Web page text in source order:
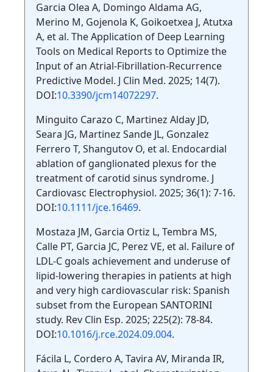
Garcia Olea A, Domingo Aldama AG,
Merino M, Gojenola K, Goikoetxea J, Atutxa
A, et al. The Application of Deep Learning
Tools on Medical Reports to Optimize the
Input of an Atrial-Fibrillation-Recurrence
Predictive Model. J Clin Med. 2025; 14(7).
DOI:10.3390/jcm14072297.
Minguito Carazo C, Martinez Alday JD,
Seara JG, Martinez Sande JL, Gonzalez
Ferrero T, Shangutov O, et al. Endocardial
ablation of ganglionated plexus for the
treatment of carotid sinus syndrome. J
Cardiovasc Electrophysiol. 2025; 36(1): 7-16.
DOI:10.1111/jce.16469.
Mostaza JM, Garcia Ortiz L, Tembra MS,
Calle PT, Garcia JC, Perez VE, et al. Failure of
LDL-C goals achievement and underuse of
lipid-lowering therapies in patients at high
and very high cardiovascular risk: Spanish
subset from the European SANTORINI
study. Rev Clin Esp. 2025; 225(2): 78-84.
DOI:10.1016/j.rce.2024.09.004.
Fácila L, Cordero A, Tavira AV, Miranda IR,